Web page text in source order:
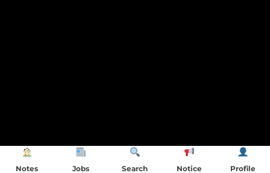
Notes Jobs Search Notice Profile